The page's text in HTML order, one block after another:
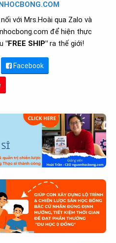
với Mrs.Hoài qua Zalo và
để hiện thực
"FREE SHIP" ra thế giới!
Facebook